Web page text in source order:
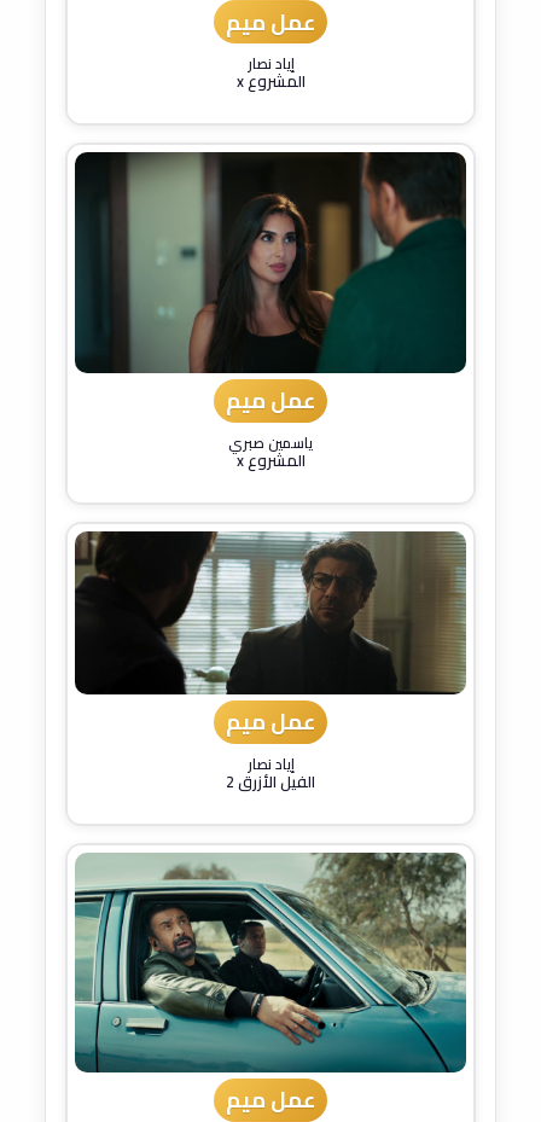
عمل ميم
إياد نصار
المشروع x
عمل ميم
ياسمين صبري
المشروع x
عمل ميم
إياد نصار
الفيل الأزرق 2
عمل ميم